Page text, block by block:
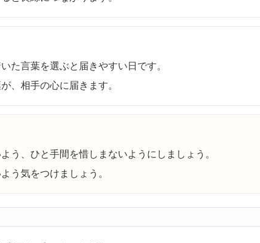
た言葉を選ぶと届きやすい日です。
、相手の心に届きます。
う、ひと手間を惜しまないようにしましょう。
う気をつけましょう。